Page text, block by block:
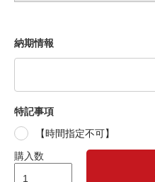
納期情報
特記事項
【時間指定不可】
購入数